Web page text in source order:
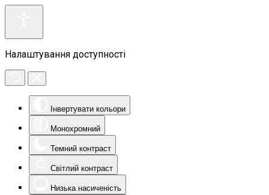
Налаштування доступності
Інвертувати кольори
Монохромний
Темний контраст
Світлий контраст
Низька насиченість